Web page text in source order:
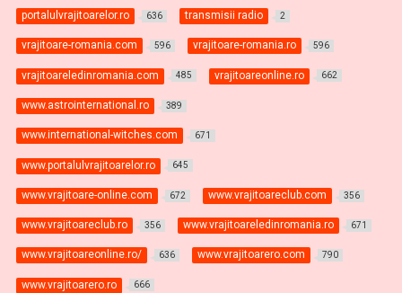
portalulvrajitoarelor.ro 636 transmisii radio 2
vrajitoare-romania.com 596 vrajitoare-romania.ro 596
vrajitoareledinromania.com 485 vrajitoareonline.ro 662
www.astrointernational.ro 389
www.international-witches.com 671
www.portalulvrajitoarelor.ro 645
www.vrajitoare-online.com 672 www.vrajitoareclub.com 356
www.vrajitoareclub.ro 356 www.vrajitoareledinromania.ro 671
www.vrajitoareonline.ro/ 636 www.vrajitoarero.com 790
www.vrajitoarero.ro 666